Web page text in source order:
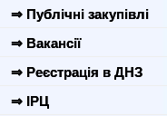
⇒ Публічні закупівлі
⇒ Вакансії
⇒ Реєстрація в ДНЗ
⇒ ІРЦ